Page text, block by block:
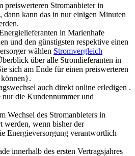
preiswerteren Stromanbieter in
dann kann das in nur einigen Minuten
in Marienhafe
und den günstigsten respektive einen
wählen Stromvergleich
über alle Stromlieferanten in
sich am Ende für einen preiswerteren
können}.
auch direkt online erledigen .
die Kundennummer und
Wechsel des Stromanbieters in
werden, wenn bisher der
Energieversorgung verantwortlich
innerhalb des ersten Vertragsjahres